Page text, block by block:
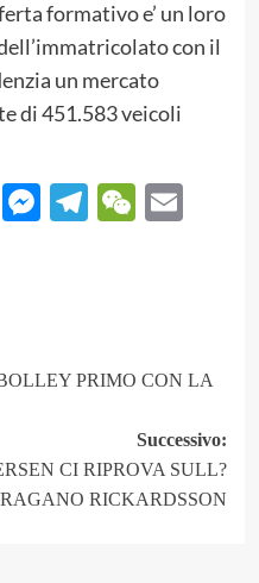
formativo e’ un loro
con il
un mercato
di 451.583 veicoli
Messenger
Telegram
PRIMO CON LA
Successivo:
CI RIPROVA SULL?
RICKARDSSON